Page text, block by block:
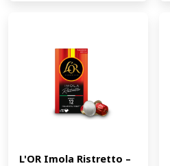
L'OR Imola Ristretto –